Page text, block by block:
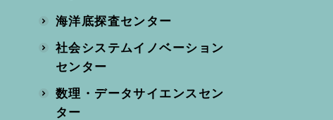
海洋底探査センター
社会システムイノベーション
センター
数理・データサイエンスセン
ター